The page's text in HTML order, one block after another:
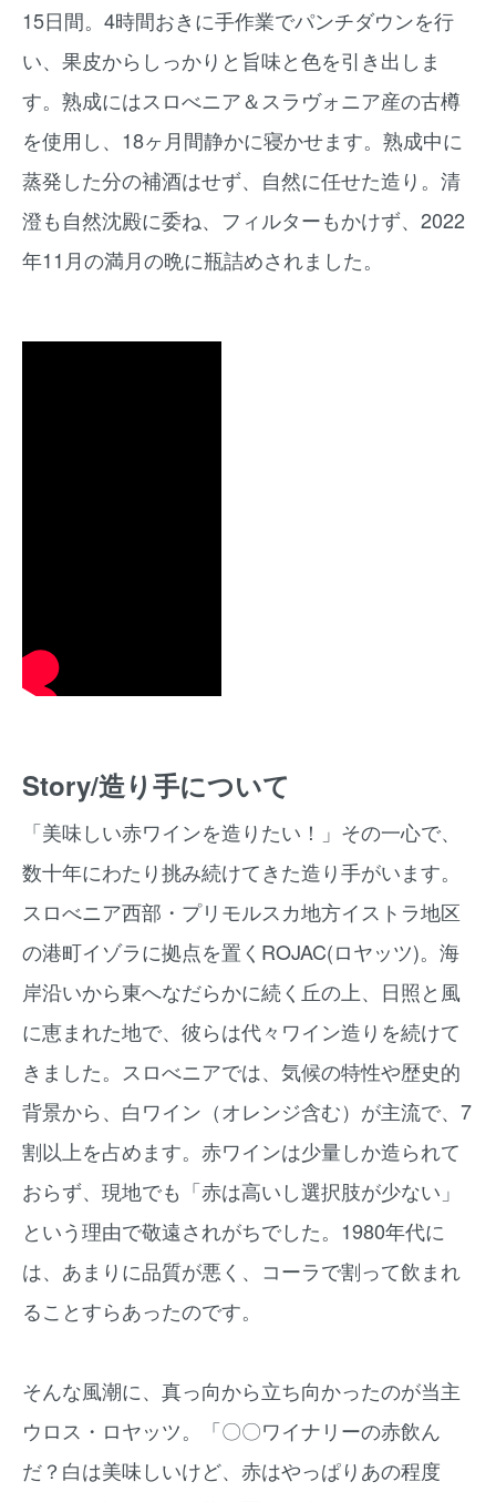
15日間。4時間おきに手作業でパンチダウンを行
い、果皮からしっかりと旨味と色を引き出しま
す。熟成にはスロべニア＆スラヴォニア産の古樽
を使用し、18ヶ月間静かに寝かせます。熟成中に
蒸発した分の補酒はせず、自然に任せた造り。清
澄も自然沈殿に委ね、フィルターもかけず、2022
年11月の満月の晩に瓶詰めされました。
Story/造り手について
「美味しい赤ワインを造りたい！」その一心で、
数十年にわたり挑み続けてきた造り手がいます。
スロべニア西部・プリモルスカ地方イストラ地区
の港町イゾラに拠点を置くROJAC(ロヤッツ)。海
岸沿いから東へなだらかに続く丘の上、日照と風
に恵まれた地で、彼らは代々ワイン造りを続けて
きました。スロべニアでは、気候の特性や歴史的
背景から、白ワイン（オレンジ含む）が主流で、7
割以上を占めます。赤ワインは少量しか造られて
おらず、現地でも「赤は高いし選択肢が少ない」
という理由で敬遠されがちでした。1980年代に
は、あまりに品質が悪く、コーラで割って飲まれ
ることすらあったのです。
そんな風潮に、真っ向から立ち向かったのが当主
ウロス・ロヤッツ。「〇〇ワイナリーの赤飲ん
だ？白は美味しいけど、赤はやっぱりあの程度